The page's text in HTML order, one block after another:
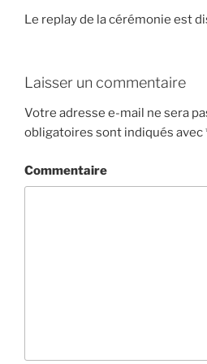
Le replay de la cérémonie est
Laisser un commentaire
Votre adresse e-mail ne sera
obligatoires sont indiqués avec
Commentaire